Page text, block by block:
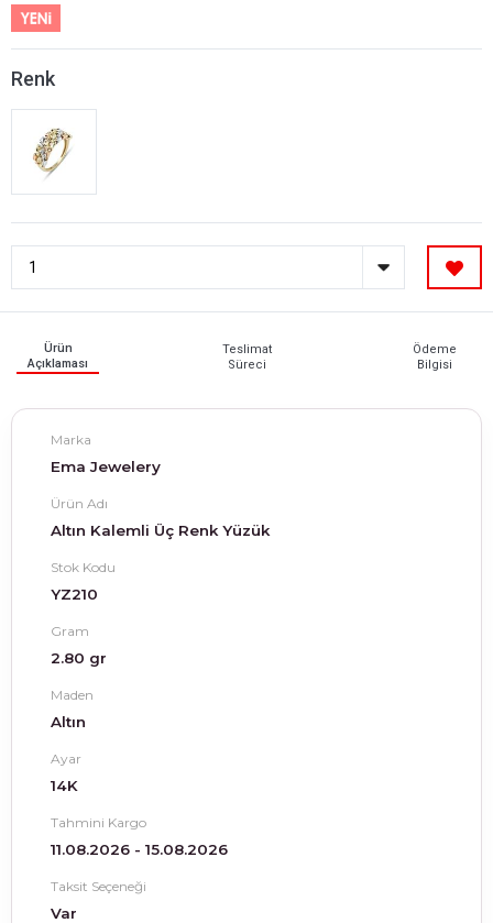
Renk
Ürün
Açıklaması
Teslimat
Süreci
Ödeme
Bilgisi
Marka
Ema Jewelery
Ürün Adı
Altın Kalemli Üç Renk Yüzük
Stok Kodu
YZ210
Gram
2.80 gr
Maden
Altın
Ayar
14K
Tahmini Kargo
11.08.2026 - 15.08.2026
Taksit Seçeneği
Var